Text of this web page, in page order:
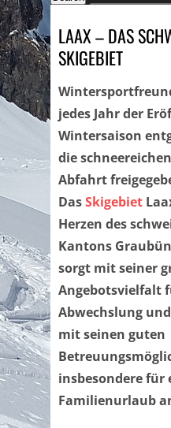
LAAX – DAS
SKIGEBIET
jedes Jahr der
Wintersaison
die
Abfahrt
DasSkigebiet
Herzen des
Kantons
sorgt mit seiner
Angebotsvielfalt
Abwechslung
mit seinen guten
insbesondere für
Familienurlaub